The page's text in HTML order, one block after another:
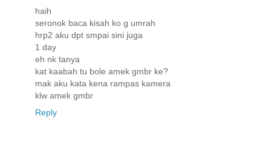
haih
seronok baca kisah ko g umrah
hrp2 aku dpt smpai sini juga
1 day
eh nk tanya
kat kaabah tu bole amek gmbr ke?
mak aku kata kena rampas kamera
klw amek gmbr
Reply